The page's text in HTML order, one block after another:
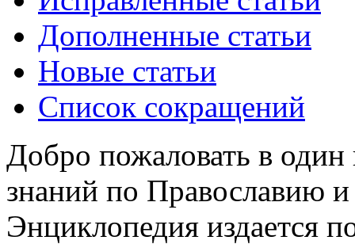
Дополненные статьи
Новые статьи
Список сокращений
Добро пожаловать в
знаний по Православию
Энциклопедия издается